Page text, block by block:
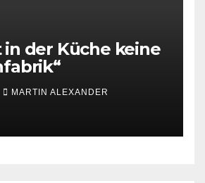
in der Küche keine
MARTIN ALEXANDER